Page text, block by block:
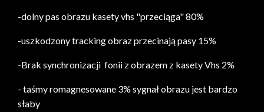
-dolny pas obrazu kasety vhs "przeciąga" 80%
-uszkodzony tracking obraz przecinają pasy 15%
-Brak synchronizacji fonii z obrazem z kasety Vhs 2%
- taśmy romagnesowane 3% sygnał obrazu jest bardzo
słaby